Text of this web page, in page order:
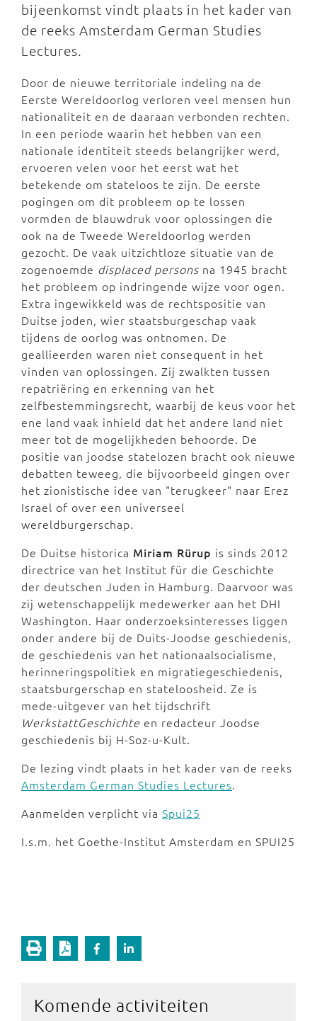
bijeenkomst vindt plaats in het kader van
de reeks Amsterdam German Studies
Lectures.
Door de nieuwe territoriale indeling na de
Eerste Wereldoorlog verloren veel mensen hun
nationaliteit en de daaraan verbonden rechten.
In een periode waarin het hebben van een
nationale identiteit steeds belangrijker werd,
ervoeren velen voor het eerst wat het
betekende om stateloos te zijn. De eerste
pogingen om dit probleem op te lossen
vormden de blauwdruk voor oplossingen die
ook na de Tweede Wereldoorlog werden
gezocht. De vaak uitzichtloze situatie van de
zogenoemde displaced persons na 1945 bracht
het probleem op indringende wijze voor ogen.
Extra ingewikkeld was de rechtspositie van
Duitse joden, wier staatsburgeschap vaak
tijdens de oorlog was ontnomen. De
geallieerden waren niet consequent in het
vinden van oplossingen. Zij zwalkten tussen
repatriëring en erkenning van het
zelfbestemmingsrecht, waarbij de keus voor het
ene land vaak inhield dat het andere land niet
meer tot de mogelijkheden behoorde. De
positie van joodse statelozen bracht ook nieuwe
debatten teweeg, die bijvoorbeeld gingen over
het zionistische idee van "terugkeer" naar Erez
Israel of over een universeel
wereldburgerschap.
De Duitse historica Miriam Rürup is sinds 2012
directrice van het Institut für die Geschichte
der deutschen Juden in Hamburg. Daarvoor was
zij wetenschappelijk medewerker aan het DHI
Washington. Haar onderzoeksinteresses liggen
onder andere bij de Duits-Joodse geschiedenis,
de geschiedenis van het nationaalsocialisme,
herinneringspolitiek en migratiegeschiedenis,
staatsburgerschap en stateloosheid. Ze is
mede-uitgever van het tijdschrift
WerkstattGeschichte en redacteur Joodse
geschiedenis bij H-Soz-u-Kult.
De lezing vindt plaats in het kader van de reeks
Amsterdam German Studies Lectures.
Aanmelden verplicht via Spui25
I.s.m. het Goethe-Institut Amsterdam en SPUI25
Komende activiteiten